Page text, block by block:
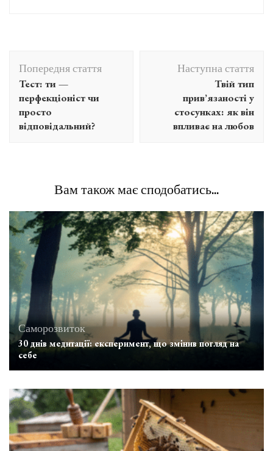
по
запису
Попередня стаття
Тест: ти —
перфекціоніст чи
просто
відповідальний?
Наступна стаття
Твій тип
прив’язаності у
стосунках: як він
впливає на любов
Вам також має сподобатись...
Саморозвиток
30 днів медитації: експеримент, що змінив погляд на
себе